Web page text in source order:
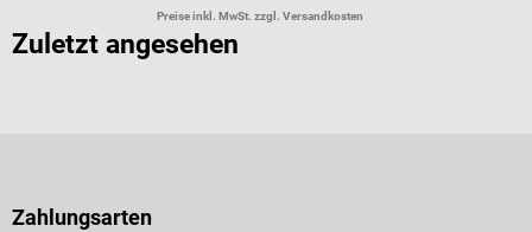
Preise inkl. MwSt. zzgl. Versandkosten
Zuletzt angesehen
Zahlungsarten